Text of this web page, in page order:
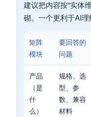
建议把内容按“实体
砌。一个更利于AI理
矩阵
模块
要回答的
问题
产品
（是
什
么）
规格、选
型、参
数、兼容
材料